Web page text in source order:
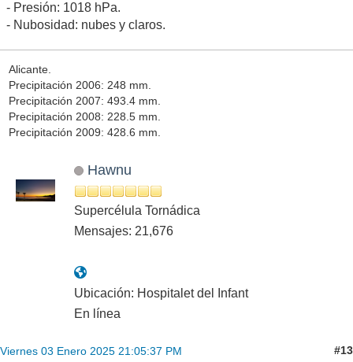
- Presión: 1018 hPa.
- Nubosidad: nubes y claros.
Alicante.
Precipitación 2006: 248 mm.
Precipitación 2007: 493.4 mm.
Precipitación 2008: 228.5 mm.
Precipitación 2009: 428.6 mm.
Hawnu
Supercélula Tornádica
Mensajes: 21,676
Ubicación: Hospitalet del Infant
En línea
Viernes 03 Enero 2025 21:05:37 PM #13